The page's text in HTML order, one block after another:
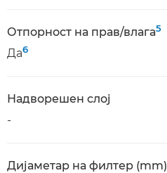
Отпорност на прав/влага5
Да6
Надворешен слој
-
Дијаметар на филтер (mm)